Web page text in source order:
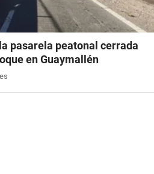
pasarela peatonal cerrada
en Guaymallén